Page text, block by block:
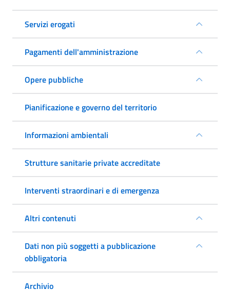
Servizi erogati
Pagamenti dell'amministrazione
Opere pubbliche
Pianificazione e governo del territorio
Informazioni ambientali
Strutture sanitarie private accreditate
Interventi straordinari e di emergenza
Altri contenuti
Dati non più soggetti a pubblicazione
obbligatoria
Archivio